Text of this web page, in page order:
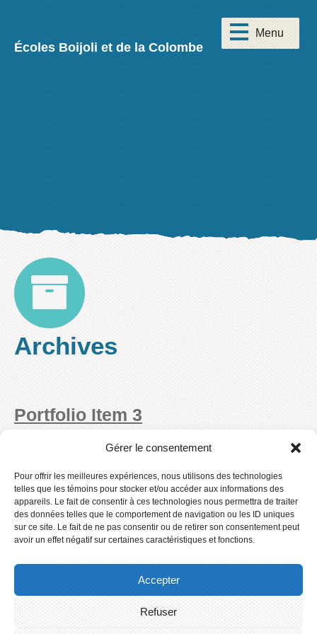
Gérer le consentement
Pour offrir les meilleures expériences, nous utilisons des technologies
telles que les témoins pour stocker et/ou accéder aux informations des
appareils. Le fait de consentir à ces technologies nous permettra de traiter
des données telles que le comportement de navigation ou les ID uniques
sur ce site. Le fait de ne pas consentir ou de retirer son consentement peut
avoir un effet négatif sur certaines caractéristiques et fonctions.
Accepter
Refuser
Écoles Boijoli et de la Colombe
Archives
Portfolio Item 3
Portfolio Item 2